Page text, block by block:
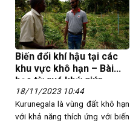
nước Pháp). Trong Hội nghị này
ông đã đề nghị thống nhất các
Hội Chữ thập đỏ và Trăng lưỡi
liềm đỏ của nhiều nước…
Biến đổi khí hậu tại các
khu vực khô hạn – Bài
học từ quá khứ giúp
người nông dân Sri Lanka
thích ứng với tương lai
18/11/2023 10:44
Kurunegala là vùng đất khô hạn
với khả năng thích ứng với biến